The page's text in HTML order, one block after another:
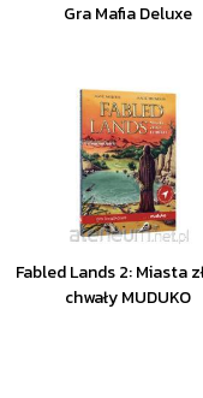
Gra Mafia Deluxe
Fabled Lands 2: Miasta
chwały MUDUKO